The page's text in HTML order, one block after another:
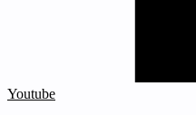
Youtube